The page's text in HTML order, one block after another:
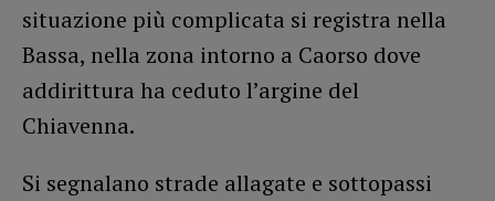
situazione più complicata si registra nella
Bassa, nella zona intorno a Caorso dove
addirittura ha ceduto l’argine del
Chiavenna.
Si segnalano strade allagate e sottopassi